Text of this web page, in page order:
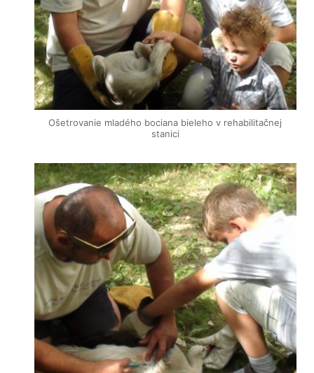
Ošetrovanie mladého bociana bieleho v rehabilitačnej
stanici